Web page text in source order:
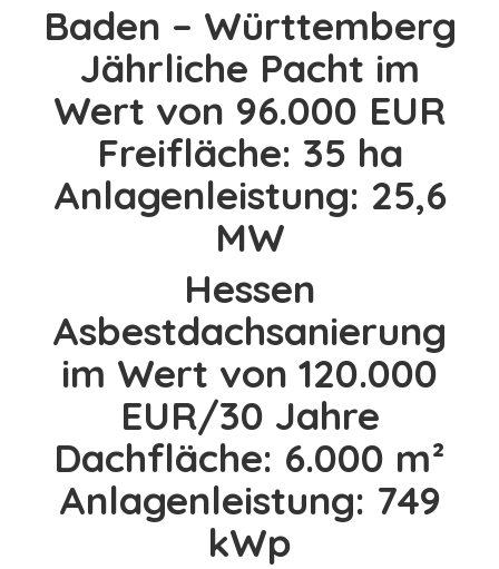
Baden – Württemberg
Jährliche Pacht im
Wert von 96.000 EUR
Freifläche: 35 ha
Anlagenleistung: 25,6
MW
Sie möchten Ihr
persönliches Miet-
Pachtangebot
erhalten?
Energie-Projekt veröffentlichen
Hessen
Asbestdachsanierung
im Wert von 120.000
EUR/30 Jahre
Dachfläche: 6.000 m²
Anlagenleistung: 749
kWp
Sie möchten Ihr
persönliches Miet-
Pachtangebot
erhalten?
Energie-Projekt veröffentlichen